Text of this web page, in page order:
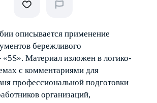
описывается применение
бережливого
Материал изложен в логико-
с комментариями для
профессиональной подготовки
организаций,